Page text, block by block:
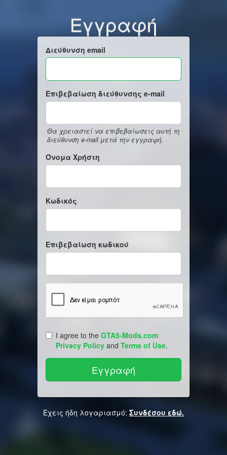
Εγγραφή
Διεύθυνση email
Επιβεβαίωση διεύθυνσης e-mail
Θα χρειαστεί να επιβεβαίωσεις αυτή τη
διεύθυνση e-mail μετά την εγγραφή.
Όνομα Χρήστη
Κωδικός
Επιβεβαίωση κωδικού
I agree to the GTA5-Mods.com
Privacy Policy and Terms of Use.
Έχεις ήδη λογαριασμό; Συνδέσου εδώ.